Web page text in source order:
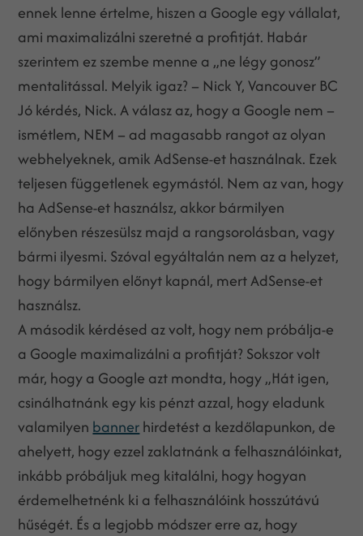
ennek lenne értelme, hiszen a Google egy vállalat,
ami maximalizálni szeretné a profitját. Habár
szerintem ez szembe menne a „ne légy gonosz”
mentalitással. Melyik igaz? – Nick Y, Vancouver BC
Jó kérdés, Nick. A válasz az, hogy a Google nem –
ismétlem, NEM – ad magasabb rangot az olyan
webhelyeknek, amik AdSense-et használnak. Ezek
teljesen függetlenek egymástól. Nem az van, hogy
ha AdSense-et használsz, akkor bármilyen
előnyben részesülsz majd a rangsorolásban, vagy
bármi ilyesmi. Szóval egyáltalán nem az a helyzet,
hogy bármilyen előnyt kapnál, mert AdSense-et
használsz.
A második kérdésed az volt, hogy nem próbálja-e
a Google maximalizálni a profitját? Sokszor volt
már, hogy a Google azt mondta, hogy „Hát igen,
csinálhatnánk egy kis pénzt azzal, hogy eladunk
valamilyen bannerhirdetést a kezdőlapunkon, de
ahelyett, hogy ezzel zaklatnánk a felhasználóinkat,
inkább próbáljuk meg kitalálni, hogy hogyan
érdemelhetnénk ki a felhasználóink hosszútávú
hűségét. És a legjobb módszer erre az, hogy